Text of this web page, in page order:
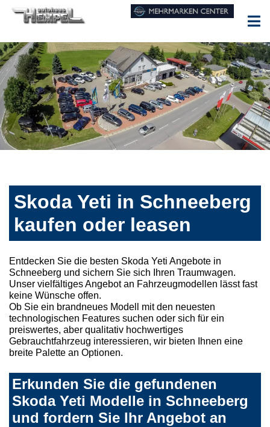
Skoda Yeti in Schneeberg
kaufen oder leasen
Entdecken Sie die besten Skoda Yeti Angebote in
Schneeberg und sichern Sie sich Ihren Traumwagen.
Unser vielfältiges Angebot an Fahrzeugmodellen lässt fast
keine Wünsche offen.
Ob Sie ein brandneues Modell mit den neuesten
technologischen Features suchen oder sich für ein
preiswertes, aber qualitativ hochwertiges
Gebrauchtfahrzeug interessieren, wir bieten Ihnen eine
breite Palette an Optionen.
Erkunden Sie die gefundenen
Skoda Yeti Modelle in Schneeberg
und fordern Sie Ihr Angebot an